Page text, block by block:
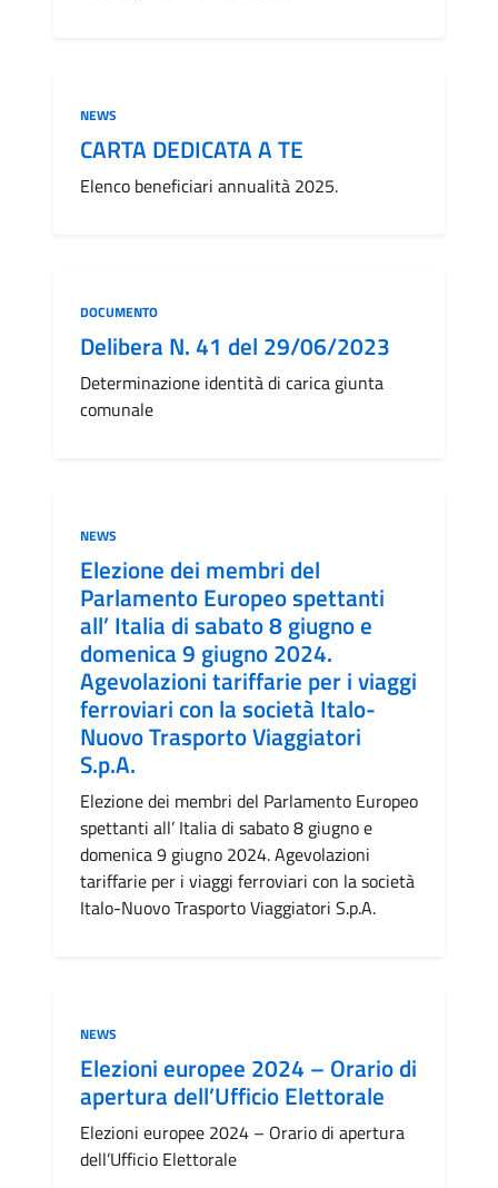
Categoria:
NEWS
CARTA DEDICATA A TE
Elenco beneficiari annualità 2025.
Categoria:
DOCUMENTO
Delibera N. 41 del 29/06/2023
Determinazione identità di carica giunta
comunale
Categoria:
NEWS
Elezione dei membri del
Parlamento Europeo spettanti
all’ Italia di sabato 8 giugno e
domenica 9 giugno 2024.
Agevolazioni tariffarie per i viaggi
ferroviari con la società Italo-
Nuovo Trasporto Viaggiatori
S.p.A.
Elezione dei membri del Parlamento Europeo
spettanti all’ Italia di sabato 8 giugno e
domenica 9 giugno 2024. Agevolazioni
tariffarie per i viaggi ferroviari con la società
Italo-Nuovo Trasporto Viaggiatori S.p.A.
Categoria:
NEWS
Elezioni europee 2024 – Orario di
apertura dell’Ufficio Elettorale
Elezioni europee 2024 – Orario di apertura
dell’Ufficio Elettorale